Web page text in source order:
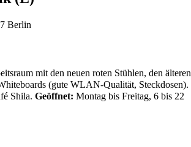
Berlin
mit den neuen roten Stühlen, den älteren
(gute WLAN-Qualität, Steckdosen).
Shila. Geöffnet: Montag bis Freitag, 6 bis 22